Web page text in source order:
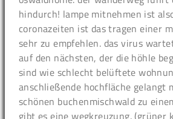
hindurch! lampe mitnehmen ist
coronazeiten ist das tragen einer
sehr zu empfehlen. das virus
auf den nächsten, der die höhle
sind wie schlecht belüftete
anschließende hochfläche gelangt
schönen buchenmischwald zu